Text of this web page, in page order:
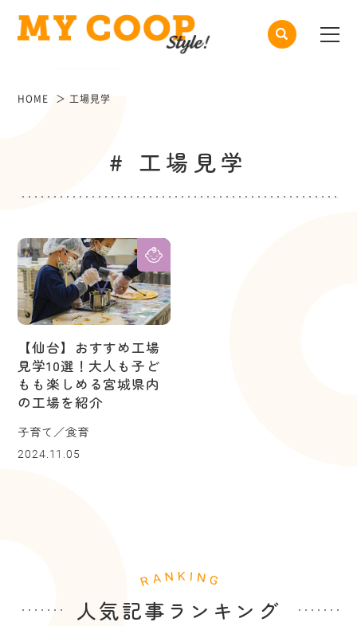
HOME 工場見学
# 工場見学
【仙台】おすすめ工場
見学10選！大人も子ど
もも楽しめる宮城県内
の工場を紹介
子育て／食育
2024.11.05
人気記事ランキング